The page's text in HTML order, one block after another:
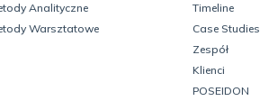
Analityczne
Warsztatowe
Timeline
Case Studies
Zespół
Klienci
POSEIDON